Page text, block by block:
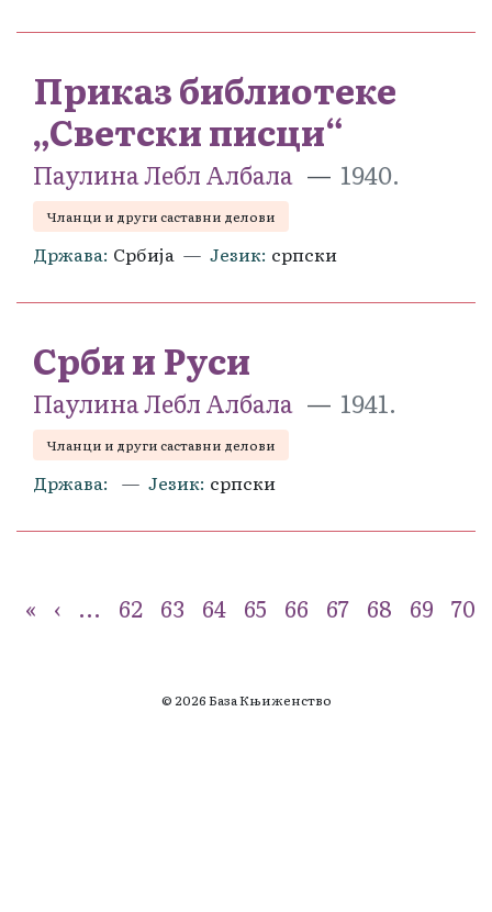
Приказ библиотеке
„Светски писци“
Паулина Лебл Албала 1940.
Чланци и други саставни делови
Држава Србија Језик српски
Срби и Руси
Паулина Лебл Албала 1941.
Чланци и други саставни делови
Држава Језик српски
« ‹ ... 62 63 64 65 66 67 68 69 70
© 2026 База Књиженство